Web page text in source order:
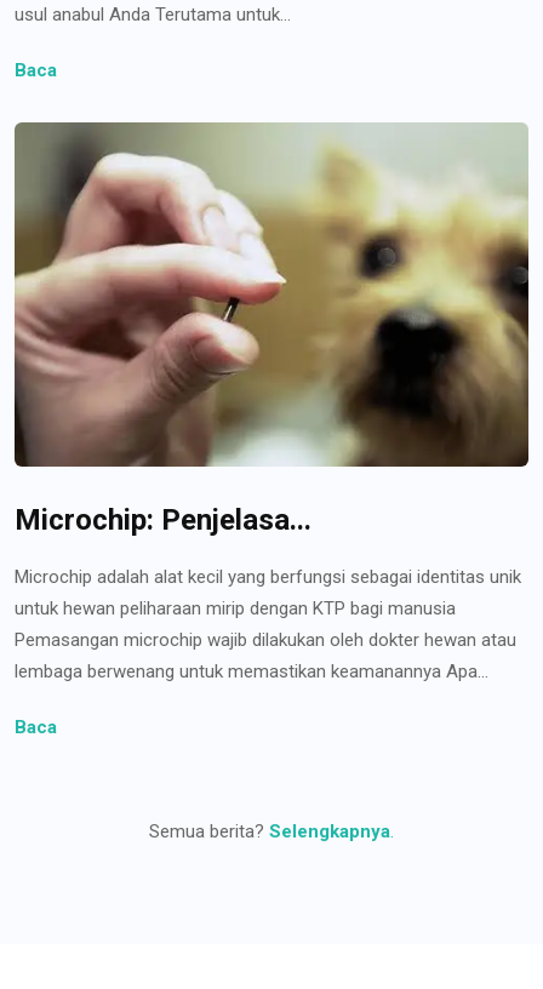
usul anabul Anda Terutama untuk...
Baca
Microchip: Penjelasa...
Microchip adalah alat kecil yang berfungsi sebagai identitas unik
untuk hewan peliharaan mirip dengan KTP bagi manusia
Pemasangan microchip wajib dilakukan oleh dokter hewan atau
lembaga berwenang untuk memastikan keamanannya Apa...
Baca
Semua berita? Selengkapnya